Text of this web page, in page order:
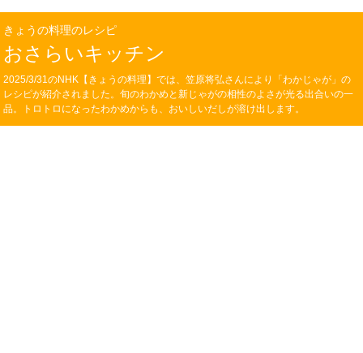
きょうの料理のレシピ
おさらいキッチン
2025/3/31のNHK【きょうの料理】では、笠原将弘さんにより「わかじゃが」の
レシピが紹介されました。旬のわかめと新じゃがの相性のよさが光る出合いの一
品。トロトロになったわかめからも、おいしいだしが溶け出します。